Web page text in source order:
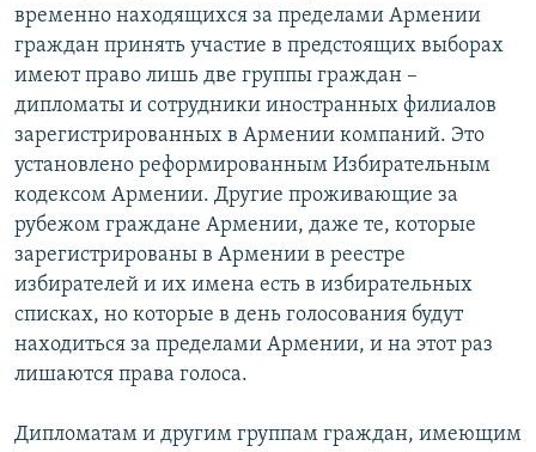
временно находящихся за пределами Армении
граждан принять участие в предстоящих выборах
имеют право лишь две группы граждан –
дипломаты и сотрудники иностранных филиалов
зарегистрированных в Армении компаний. Это
установлено реформированным Избирательным
кодексом Армении. Другие проживающие за
рубежом граждане Армении, даже те, которые
зарегистрированы в Армении в реестре
избирателей и их имена есть в избирательных
списках, но которые в день голосования будут
находиться за пределами Армении, и на этот раз
лишаются права голоса.
Дипломатам и другим группам граждан, имеющим